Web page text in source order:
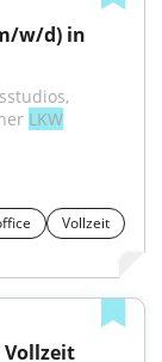
w/d) in
LKW
Vollzeit